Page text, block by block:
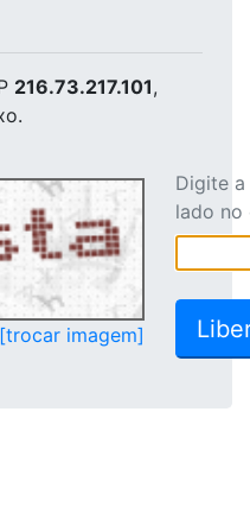
216.73.217.101,
[trocar imagem]
Digite
lado no